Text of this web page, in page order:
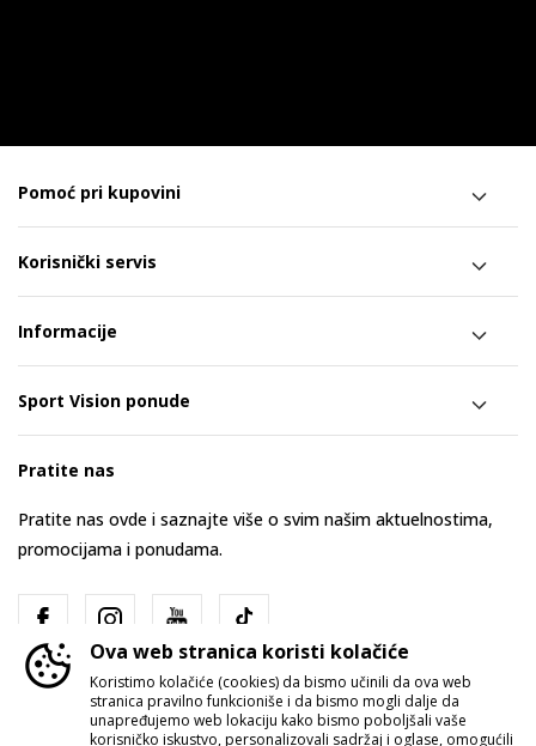
Pomoć pri kupovini
Korisnički servis
Informacije
Sport Vision ponude
Pratite nas
Pratite nas ovde i saznajte više o svim našim aktuelnostima,
promocijama i ponudama.
Ova web stranica koristi kolačiće
Koristimo kolačiće (cookies) da bismo učinili da ova web
stranica pravilno funkcioniše i da bismo mogli dalje da
unapređujemo web lokaciju kako bismo poboljšali vaše
korisničko iskustvo, personalizovali sadržaj i oglase, omogućili